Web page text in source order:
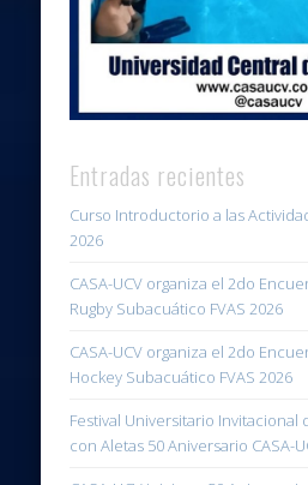
Entradas recientes
Curso Introductorio a las
2026
CASA-UCV organiza el 2do
Rugby Subacuático FVAS 2026
CASA-UCV organiza el 2do
Hockey Subacuático FVAS 2026
Festival Universitario Invitacional
con Aletas 50 Aniversario CASA-